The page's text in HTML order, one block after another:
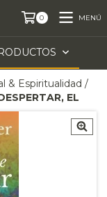
0 MENÚ
& Espiritualidad /
EL